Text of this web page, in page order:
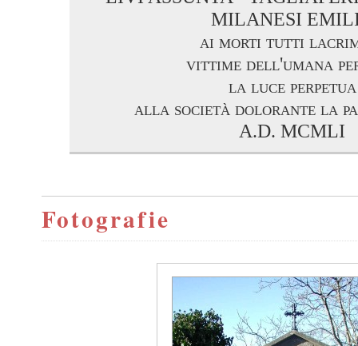
MILANESI
ai morti tutti
vittime dell'umana
la luce perpetua
alla società dolorante la
A.D. MCMLI
Fotografie